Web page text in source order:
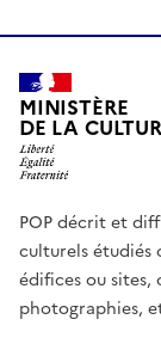
MINISTÈRE
DE LA
POP décrit et
culturels étudiés
édifices ou sites,
photographies,